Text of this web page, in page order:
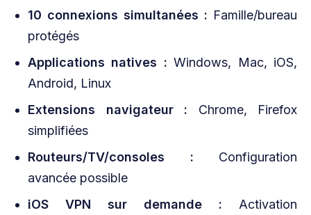
10 connexions simultanées : Famille/bureau
protégés
Applications natives : Windows, Mac, iOS,
Android, Linux
Extensions navigateur : Chrome, Firefox
simplifiées
Routeurs/TV/consoles : Configuration
avancée possible
iOS VPN sur demande : Activation